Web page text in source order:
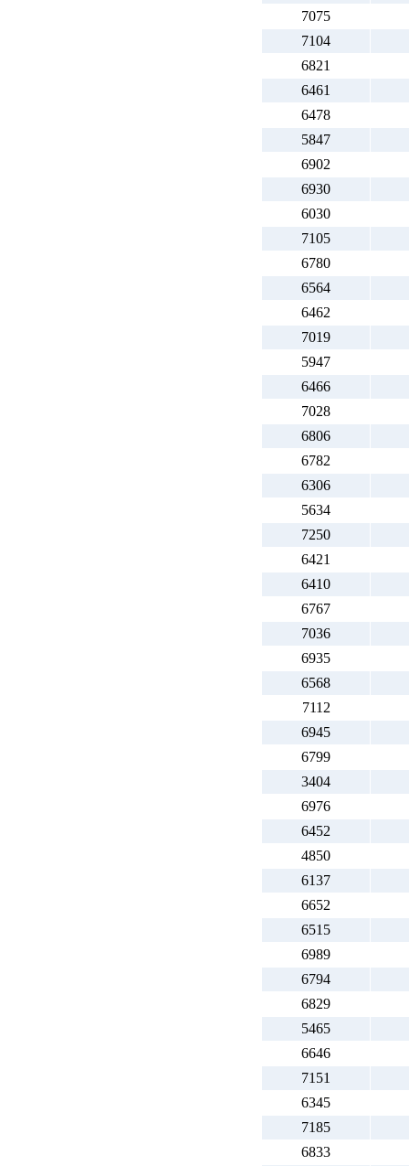
7075
7104
6821
6461
6478
5847
6902
6930
6030
7105
6780
6564
6462
7019
5947
6466
7028
6806
6782
6306
5634
7250
6421
6410
6767
7036
6935
6568
7112
6945
6799
3404
6976
6452
4850
6137
6652
6515
6989
6794
6829
5465
6646
7151
6345
7185
6833